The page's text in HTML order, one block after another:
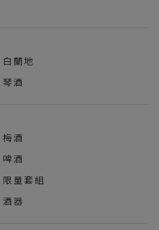
白蘭地
琴酒
梅酒
啤酒
限量套組
酒器